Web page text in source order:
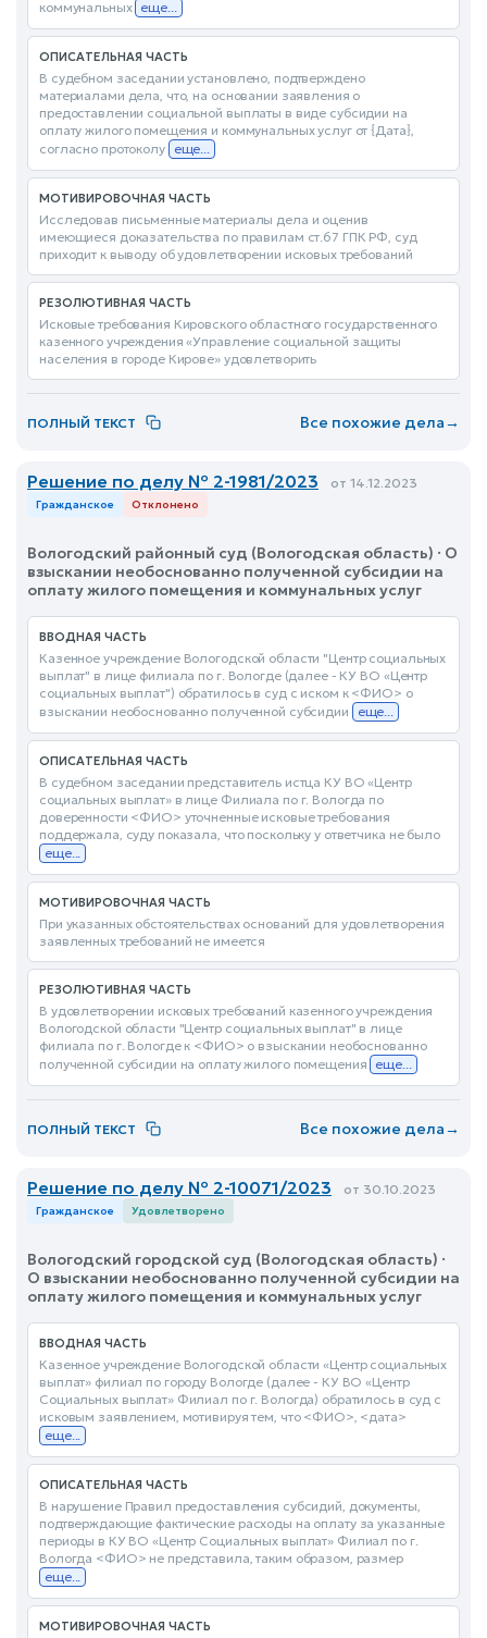
коммунальных еще...
ОПИСАТЕЛЬНАЯ ЧАСТЬ
В судебном заседании установлено, подтверждено
материалами дела, что, на основании заявления о
предоставлении социальной выплаты в виде субсидии на
оплату жилого помещения и коммунальных услуг от {Дата},
согласно протоколу еще...
МОТИВИРОВОЧНАЯ ЧАСТЬ
Исследовав письменные материалы дела и оценив
имеющиеся доказательства по правилам ст.67 ГПК РФ, суд
приходит к выводу об удовлетворении исковых требований
РЕЗОЛЮТИВНАЯ ЧАСТЬ
Исковые требования Кировского областного государственного
казенного учреждения «Управление социальной защиты
населения в городе Кирове» удовлетворить
ПОЛНЫЙ ТЕКСТ Все похожие дела→
Решение по делу № 2-1981/2023 от 14.12.2023
Гражданское Отклонено
Вологодский районный суд (Вологодская область) · О
взыскании необоснованно полученной субсидии на
оплату жилого помещения и коммунальных услуг
ВВОДНАЯ ЧАСТЬ
Казенное учреждение Вологодской области "Центр социальных
выплат" в лице филиала по г. Вологде (далее - КУ ВО «Центр
социальных выплат") обратилось в суд с иском к <ФИО> о
взыскании необоснованно полученной субсидии
еще...
ОПИСАТЕЛЬНАЯ ЧАСТЬ
В судебном заседании представитель истца КУ ВО «Центр
социальных выплат» в лице Филиала по г. Вологда по
доверенности <ФИО> уточненные исковые требования
поддержала, суду показала, что поскольку у ответчика не было
еще...
МОТИВИРОВОЧНАЯ ЧАСТЬ
При указанных обстоятельствах оснований для удовлетворения
заявленных требований не имеется
РЕЗОЛЮТИВНАЯ ЧАСТЬ
В удовлетворении исковых требований казенного учреждения
Вологодской области "Центр социальных выплат" в лице
филиала по г. Вологде к <ФИО> о взыскании необоснованно
полученной субсидии на оплату жилого помещения еще...
ПОЛНЫЙ ТЕКСТ Все похожие дела→
Решение по делу № 2-10071/2023 от 30.10.2023
Гражданское Удовлетворено
Вологодский городской суд (Вологодская область) ·
О взыскании необоснованно полученной субсидии на
оплату жилого помещения и коммунальных услуг
ВВОДНАЯ ЧАСТЬ
Казенное учреждение Вологодской области «Центр социальных
выплат» филиал по городу Вологде (далее - КУ ВО «Центр
Социальных выплат» Филиал по г. Вологда) обратилось в суд с
исковым заявлением, мотивируя тем, что <ФИО>, <дата>
еще...
ОПИСАТЕЛЬНАЯ ЧАСТЬ
В нарушение Правил предоставления субсидий, документы,
подтверждающие фактические расходы на оплату за указанные
периоды в КУ ВО «Центр Социальных выплат» Филиал по г.
Вологда <ФИО> не представила, таким образом, размер
еще...
МОТИВИРОВОЧНАЯ ЧАСТЬ